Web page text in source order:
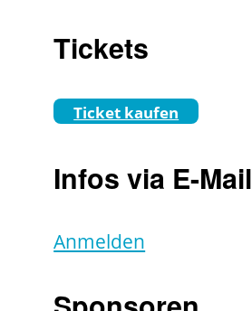
Tickets
Ticket kaufen
Infos via E-Mail
Anmelden